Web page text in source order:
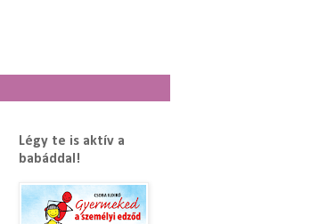
Légy te is aktív a
babáddal!